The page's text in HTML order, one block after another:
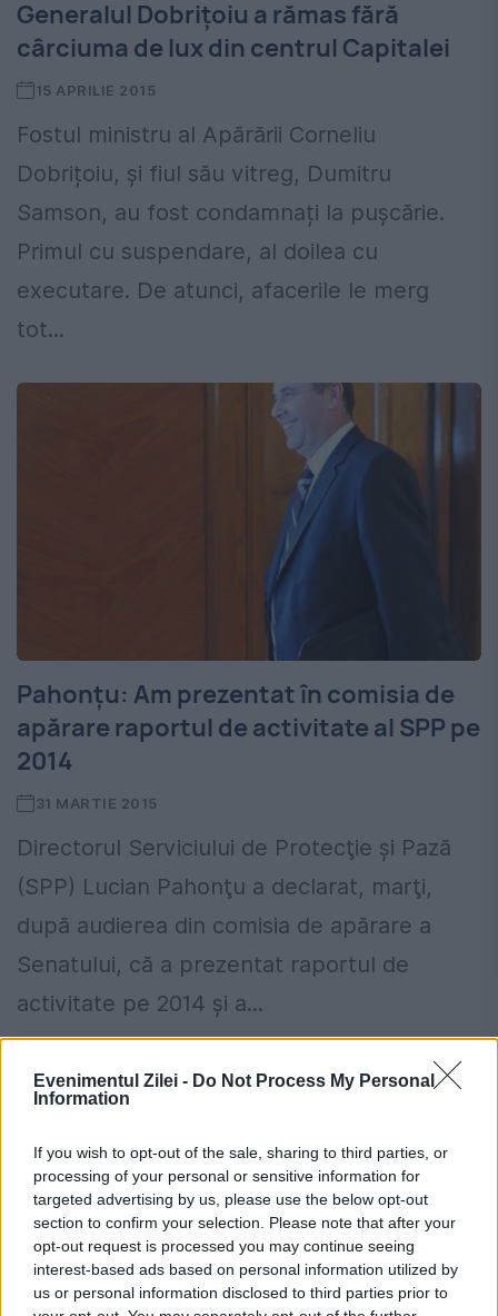
Evenimentul Zilei - Do Not Process My Personal
Information
If you wish to opt-out of the sale, sharing to third parties, or
processing of your personal or sensitive information for
targeted advertising by us, please use the below opt-out
section to confirm your selection. Please note that after your
opt-out request is processed you may continue seeing
interest-based ads based on personal information utilized by
us or personal information disclosed to third parties prior to
Generalul Dobrițoiu a rămas fără
cârciuma de lux din centrul Capitalei
15 APRILIE 2015
Fostul ministru al Apărării Corneliu
Dobrițoiu, și fiul său vitreg, Dumitru
Samson, au fost condamnați la pușcărie.
Primul cu suspendare, al doilea cu
executare. De atunci, afacerile le merg
tot...
Pahonţu: Am prezentat în comisia de
apărare raportul de activitate al SPP pe
2014
31 MARTIE 2015
Directorul Serviciului de Protecţie şi Pază
(SPP) Lucian Pahonţu a declarat, marţi,
după audierea din comisia de apărare a
Senatului, că a prezentat raportul de
activitate pe 2014 şi a...